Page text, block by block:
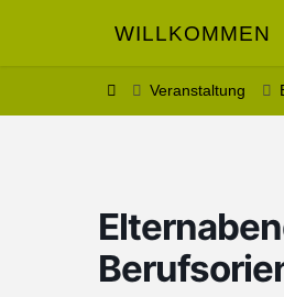
– SCHULE
WILLKOMMEN
StartVeranstaltung